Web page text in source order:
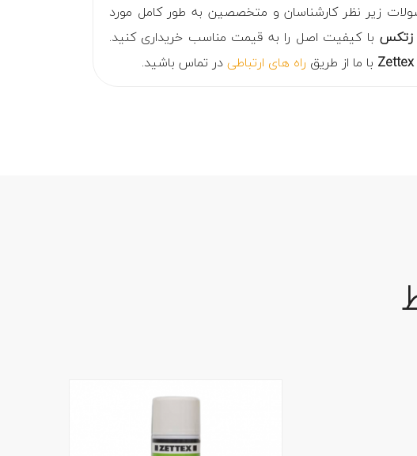
زیر نظر کارشناسان و متخصصین به طور کامل مورد
با کیفیت اصل را به قیمت مناسب خریداری کنید.
با ما از طریق راه های ارتباطیدر تماس باشید.